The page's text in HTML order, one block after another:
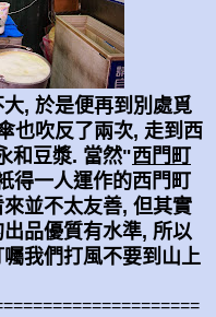
, 於是便再到別處覓
也吹反了兩次, 走到西
和豆漿. 當然"西門町
得一人運作的西門町
並不太友善, 但其實
品優質有水準, 所以
我們打風不要到山上